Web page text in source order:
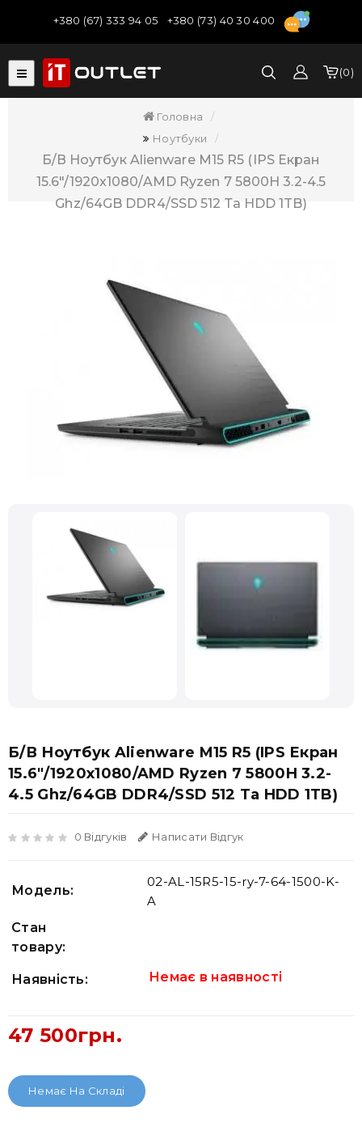
+380 (67) 333 94 05 +380 (73) 40 30 400
0
Головна
Ноутбуки
Б/В Ноутбук Alienware M15 R5 (IPS Екран
15.6"/1920x1080/AMD Ryzen 7 5800H 3.2-4.5
Ghz/64GB DDR4/SSD 512 Та HDD 1TB)
Б/В Ноутбук Alienware M15 R5 (IPS Екран
15.6"/1920x1080/AMD Ryzen 7 5800H 3.2-
4.5 Ghz/64GB DDR4/SSD 512 Та HDD 1TB)
0 Відгуків Написати Відгук
Модель:
02-AL-15R5-15-ry-7-64-1500-K-
A
Стан
товару:
Наявність: Немає в наявності
47 500грн.
Немає На Складі